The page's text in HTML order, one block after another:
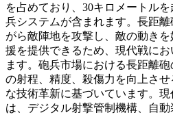
を占めており、30キロメートル
兵システムが含まれます。長距
がら敵陣地を攻撃し、敵の動き
援を提供できるため、現代戦に
ます。砲兵市場における長距離
の射程、精度、殺傷力を向上さ
な技術革新に基づいています。
は、デジタル射撃管制機構、自